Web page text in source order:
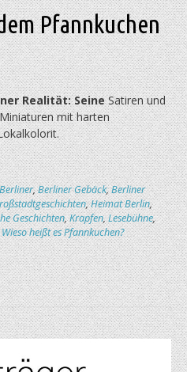
Pfannkuchen
Realität: SeineSatiren und
mit harten
Berliner,Berliner Gebäck,Berliner
,Heimat Berlin,
Geschichten,Krapfen,Lesebühne,
Wieso heißt es Pfannkuchen?